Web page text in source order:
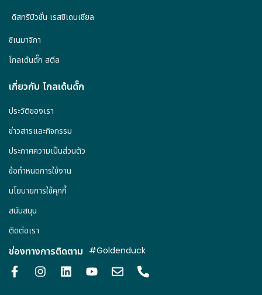
ดิสทริบิวชั่น เรสซิเดนเชียล
ซิเนมาจิกา
โกลเด้นดั๊ก สตีล
เกี่ยวกับ โกลเด้นดั๊ก
ประวัติของเรา
ข่าวสารและกิจกรรม
ประกาศความเป็นส่วนตัว
ข้อกำหนดการใช้งาน
นโยบายการใช้คุกกี้
สนับสนุน
ติดต่อเรา
ช่องทางการติดตาม #Goldenduck